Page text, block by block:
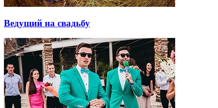
Ведущий на свадьбу